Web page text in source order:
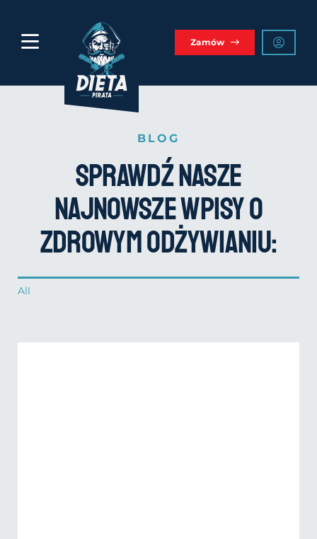
Zamów
BLOG
Sprawdź nasze
najnowsze wpisy o
zdrowym odżywianiu:
All